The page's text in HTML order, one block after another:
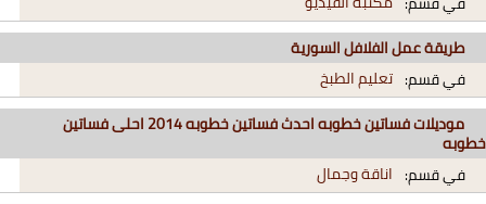
طريقة عمل الفلافل السورية
في قسم: تعليم الطبخ
موديلات فساتين خطوبه احدث فساتين خطوبه 2014 احلى فساتين
خطوبه
في قسم: اناقة وجمال